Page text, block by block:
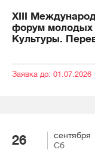
XIII
форум молодых
Культуры.
Заявка до: 01.07.2026
26
сентября
Сб